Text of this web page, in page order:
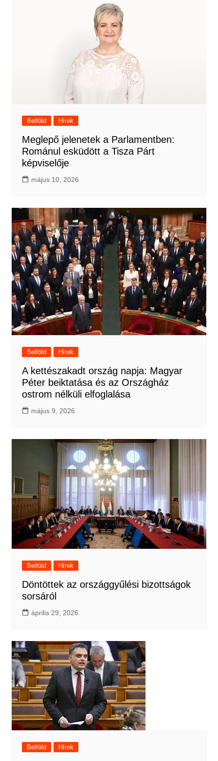
Belföld Hírek
Meglepő jelenetek a Parlamentben:
Románul esküdött a Tisza Párt
képviselője
május 10, 2026
Belföld Hírek
A kettészakadt ország napja: Magyar
Péter beiktatása és az Országház
ostrom nélküli elfoglalása
május 9, 2026
Belföld Hírek
Döntöttek az országgyűlési bizottságok
sorsáról
április 29, 2026
Belföld Hírek